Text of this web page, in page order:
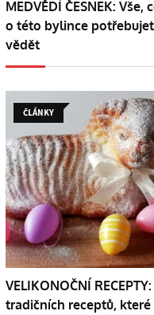
MEDVĚDÍ ČESNEK: Vše,
o této bylince
vědět
ČLÁNKY
VELIKONOČNÍ
tradičních receptů, které